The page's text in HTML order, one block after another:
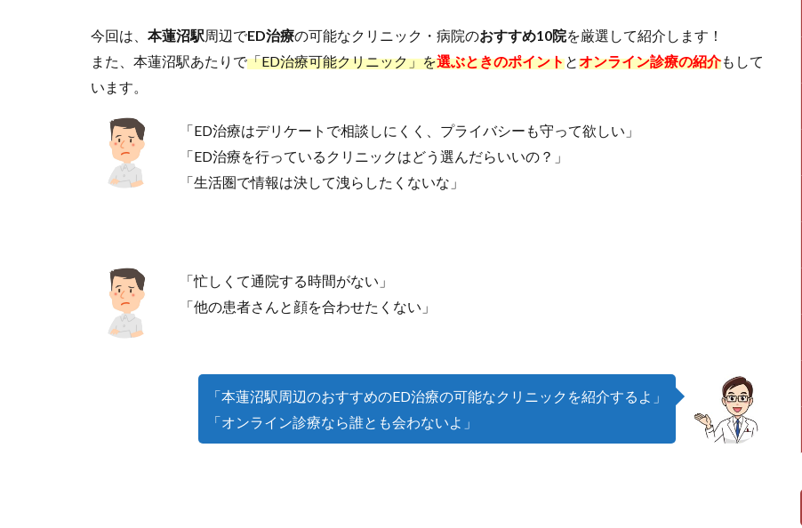
今回は、 本蓮沼駅周辺でED治療の可能なクリニック・病院のおすすめ10院を厳選して紹介します！
また、本蓮沼駅あたりで「ED治療可能クリニック」を選ぶときのポイントとオンライン診療の紹介もして
います。
「ED治療はデリケートで相談しにくく、プライバシーも守って欲しい」
「ED治療を行っているクリニックはどう選んだらいいの？」
「生活圏で情報は決して洩らしたくないな」
「忙しくて通院する時間がない」
「他の患者さんと顔を合わせたくない」
「本蓮沼駅周辺のおすすめのED治療の可能なクリニックを紹介するよ」
「オンライン診療なら誰とも会わないよ」